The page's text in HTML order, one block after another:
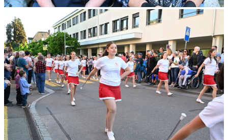
Partner führen diese Informationen möglicherweise mit
weiteren Daten zusammen, die Sie ihnen bereitgestellt
haben oder die sie im Rahmen Ihrer Nutzung der Dienste
gesammelt haben.